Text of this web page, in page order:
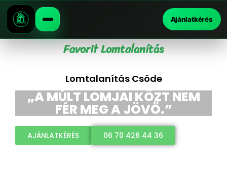
Ajánlatkérés
Favorit Lomtalanítás
Lomtalanítás Csöde
„A MÚLT LOMJAI KÖZT NEM
FÉR MEG A JÖVŐ.”
AJÁNLATKÉRÉS 06 70 426 44 36